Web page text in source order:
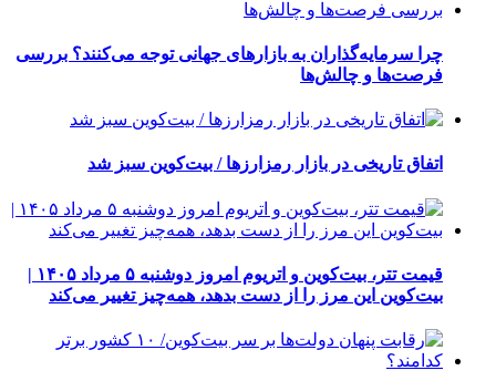
چرا سرمایه‌گذاران به بازارهای جهانی توجه می‌کنند؟ بررسی
فرصت‌ها و چالش‌ها
اتفاق تاریخی در بازار رمزارزها / بیت‌کوین سبز شد
قیمت تتر، بیت‌کوین و اتریوم امروز دوشنبه ۵ مرداد ۱۴۰۵ |
بیت‌کوین این مرز را از دست بدهد، همه‌چیز تغییر می‌کند